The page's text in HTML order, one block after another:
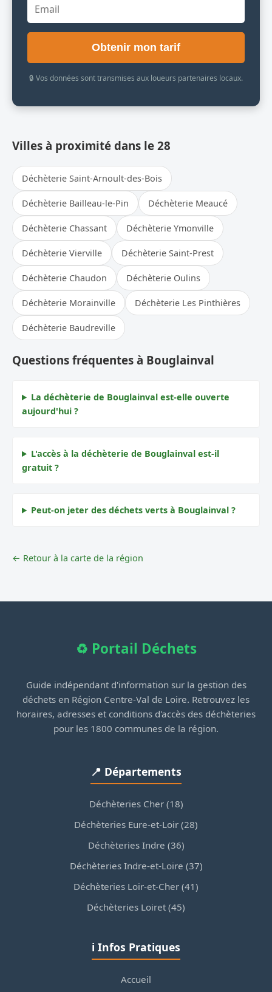
Obtenir mon tarif
🔒 Vos données sont transmises aux loueurs partenaires locaux.
Villes à proximité dans le 28
Déchèterie Saint-Arnoult-des-Bois
Déchèterie Bailleau-le-Pin Déchèterie Meaucé
Déchèterie Chassant Déchèterie Ymonville
Déchèterie Vierville Déchèterie Saint-Prest
Déchèterie Chaudon Déchèterie Oulins
Déchèterie Morainville Déchèterie Les Pinthières
Déchèterie Baudreville
Questions fréquentes à Bouglainval
La déchèterie de Bouglainval est-elle ouverte
aujourd'hui ?
L'accès à la déchèterie de Bouglainval est-il
gratuit ?
Peut-on jeter des déchets verts à Bouglainval ?
← Retour à la carte de la région
♻️ Portail Déchets
Guide indépendant d'information sur la gestion des
déchets en Région Centre-Val de Loire. Retrouvez les
horaires, adresses et conditions d'accès des déchèteries
pour les 1800 communes de la région.
📍 Départements
Déchèteries Cher (18)
Déchèteries Eure-et-Loir (28)
Déchèteries Indre (36)
Déchèteries Indre-et-Loire (37)
Déchèteries Loir-et-Cher (41)
Déchèteries Loiret (45)
ℹ️ Infos Pratiques
Accueil